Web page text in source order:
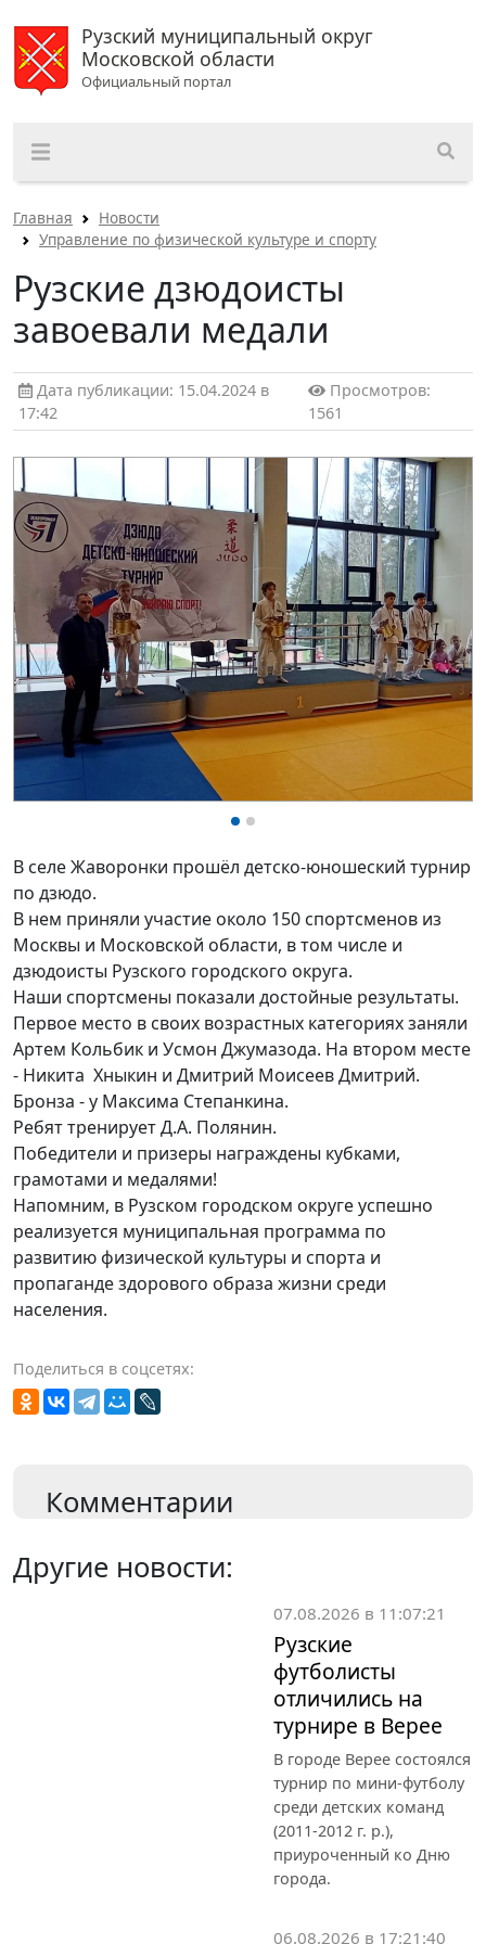
Рузский муниципальный округ
Московской области
Официальный портал
Главная
Новости
Управление по физической культуре и спорту
Рузские дзюдоисты
завоевали медали
Дата публикации: 15.04.2024 в
17:42
Просмотров:
1561
В селе Жаворонки прошëл детско-юношеский турнир
по дзюдо.
В нем приняли участие около 150 спортсменов из
Москвы и Московской области, в том числе и
дзюдоисты Рузского городского округа.
Наши спортсмены показали достойные результаты.
Первое место в своих возрастных категориях заняли
Артем Кольбик и Усмон Джумазода. На втором месте
- Никита Хныкин и Дмитрий Моисеев Дмитрий.
Бронза - у Максима Степанкина.
Ребят тренирует Д.А. Полянин.
Победители и призеры награждены кубками,
грамотами и медалями!
Напомним, в Рузском городском округе успешно
реализуется муниципальная программа по
развитию физической культуры и спорта и
пропаганде здорового образа жизни среди
населения.
Поделиться в соцсетях:
Комментарии
Другие новости:
07.08.2026 в 11:07:21
Рузские
футболисты
отличились на
турнире в Верее
В городе Верее состоялся
турнир по мини-футболу
среди детских команд
(2011-2012 г. р.),
приуроченный ко Дню
города.
06.08.2026 в 17:21:40